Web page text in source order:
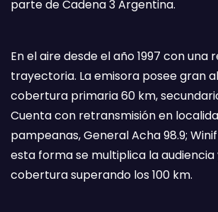
parte de Cadena 3 Argentina.
En el aire desde el año 1997 con una
trayectoria. La emisora posee gran
cobertura primaria 60 km,
Cuenta con retransmisión en
pampeanas, General Acha 98.9;
esta forma se multiplica la
cobertura superando los 100 km.